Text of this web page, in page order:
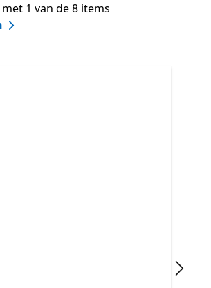
1 van de 8 items
Andere producten